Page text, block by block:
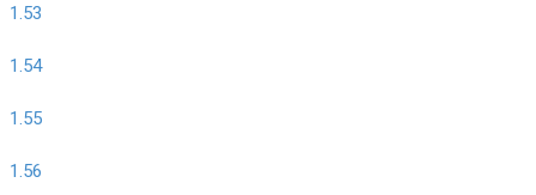
1.53
1.54
1.55
1.56